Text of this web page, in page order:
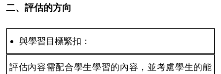
二、評估的方向
與學習目標緊扣：
評估內容需配合學生學習的內容，並考慮學生的能